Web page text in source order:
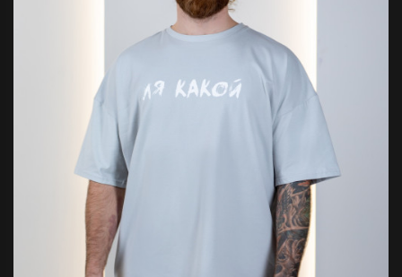
Футболка
«BAN
Серая»
Супер мерч от
любимого
стримера!